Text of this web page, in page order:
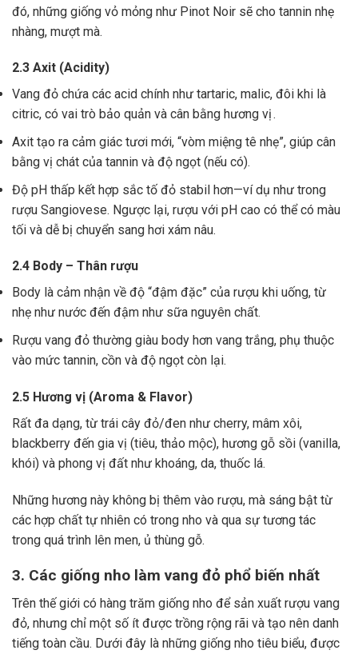
đó, những giống vỏ mỏng như Pinot Noir sẽ cho tannin nhẹ
nhàng, mượt mà.
2.3 Axit (Acidity)
Vang đỏ chứa các acid chính như tartaric, malic, đôi khi là
citric, có vai trò bảo quản và cân bằng hương vị .
Axit tạo ra cảm giác tươi mới, “vòm miệng tê nhẹ”, giúp cân
bằng vị chát của tannin và độ ngọt (nếu có).
Độ pH thấp kết hợp sắc tố đỏ stabil hơn—ví dụ như trong
rượu Sangiovese. Ngược lại, rượu với pH cao có thể có màu
tối và dễ bị chuyển sang hơi xám nâu.
2.4 Body – Thân rượu
Body là cảm nhận về độ “đậm đặc” của rượu khi uống, từ
nhẹ như nước đến đậm như sữa nguyên chất.
Rượu vang đỏ thường giàu body hơn vang trắng, phụ thuộc
vào mức tannin, cồn và độ ngọt còn lại.
2.5 Hương vị (Aroma & Flavor)
Rất đa dạng, từ trái cây đỏ/đen như cherry, mâm xôi,
blackberry đến gia vị (tiêu, thảo mộc), hương gỗ sồi (vanilla,
khói) và phong vị đất như khoáng, da, thuốc lá.
Những hương này không bị thêm vào rượu, mà sáng bật từ
các hợp chất tự nhiên có trong nho và qua sự tương tác
trong quá trình lên men, ủ thùng gỗ.
3. Các giống nho làm vang đỏ phổ biến nhất
Trên thế giới có hàng trăm giống nho để sản xuất rượu vang
đỏ, nhưng chỉ một số ít được trồng rộng rãi và tạo nên danh
tiếng toàn cầu. Dưới đây là những giống nho tiêu biểu, được